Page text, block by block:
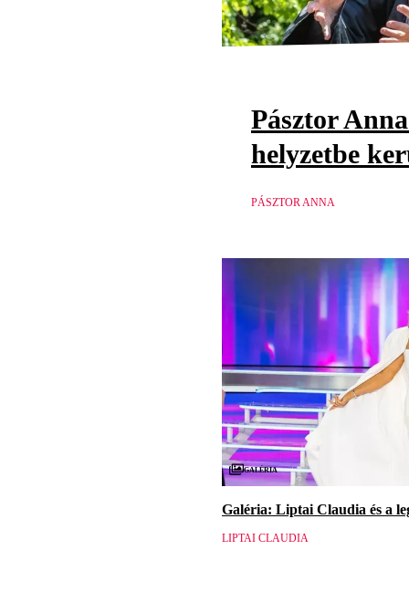
Pásztor
helyzetbe
PÁSZTOR ANNA
Galéria
Galéria: Liptai Claudia és a
LIPTAI CLAUDIA